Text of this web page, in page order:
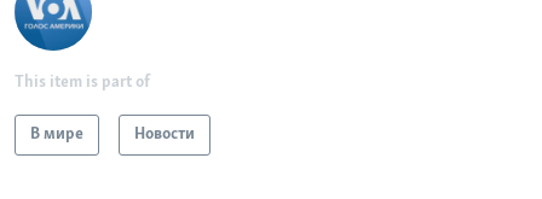
This item is part of
В мире Новости